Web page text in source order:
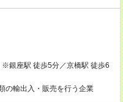
銀座駅 徒歩5分／京橋駅 徒歩6
の輸出入・販売を行う企業